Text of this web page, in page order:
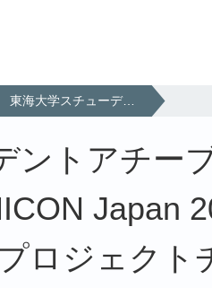
東海大学スチューデントアチーブメントセンター ライトパワープロジェクト 「SEMICON Japan 2021 Hybrid」にて国内最速のソーラーカーを展示 ～プロジェクトチームのメンバーが展示ブースで車輌の特徴を解説～
ントアチー
Japan
ロジェク